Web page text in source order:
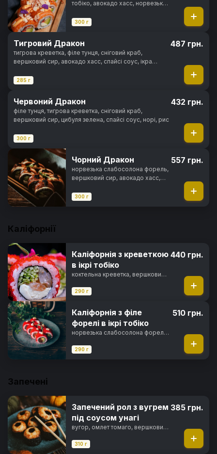
тобіко, авокадо хасс, норвезька
японський
300 г
Тигровий Дракон
тигрова креветка, філе тунця, сніговий краб,
вершковий сир, авокадо хасс, спайсі соус, ікра
285 г
487 грн.
Червоний Дракон
філе тунця, тигрова креветка, сніговий краб,
вершковий сир, цибуля зелена, спайсі соус, норі, рис
300 г
432 грн.
Чорний Дракон
норвезька слабосолона форель,
вершковий сир, авокадо хасс,
норі, рис
300 г
557 грн.
Каліфорнії
Каліфорнія з креветкою
в ікрі тобіко
коктельна креветка, вершковий
майонез японський, норі, рис
290 г
440 грн.
Каліфорнія з філе
форелі в ікрі тобіко
норвезька слабосолона форель,
тобіко, майонез японський, норі,
290 г
510 грн.
Запечені
Запечений рол з вугрем
під соусом унагі
вугор, омлет томаго, вершковий
майонез, чорнила каракатиці,
310 г
385 грн.